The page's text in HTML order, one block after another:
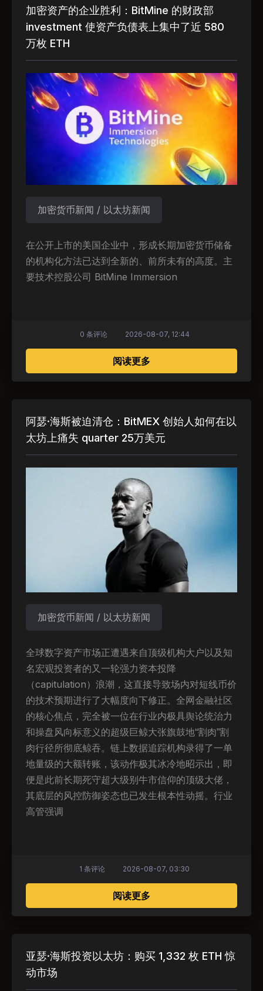
加密资产的企业胜利：BitMine 的财政部
investment 使资产负债表上集中了近 580
万枚 ETH
加密货币新闻 / 以太坊新闻
在公开上市的美国企业中，形成长期加密货币储备
的机构化方法已达到全新的、前所未有的高度。主
要技术控股公司 BitMine Immersion
阅读更多关于 加密资产的企业胜利
0 条评论 2026-08-07, 12:44
阿瑟·海斯被迫清仓：BitMEX 创始人如何在以
太坊上痛失 quarter 25万美元
加密货币新闻 / 以太坊新闻
全球数字资产市场正遭遇来自顶级机构大户以及知
名宏观投资者的又一轮强力资本投降
（capitulation）浪潮，这直接导致场内对短线币价
的技术预期进行了大幅度向下修正。全网金融社区
的核心焦点，完全被一位在行业内极具舆论统治力
和操盘风向标意义的超级巨鲸大张旗鼓地“割肉”割
肉行径所彻底鲸吞。链上数据追踪机构录得了一单
地量级的大额转账，该动作极其冰冷地昭示出，即
便是此前长期死守超大级别牛市信仰的顶级大佬，
其底层的风控防御姿态也已发生根本性动摇。行业
高管强调
阅读更多关于 阿瑟·海斯被迫清仓
1 条评论 2026-08-07, 03:30
亚瑟·海斯投资以太坊：购买 1,332 枚 ETH 惊
动市场